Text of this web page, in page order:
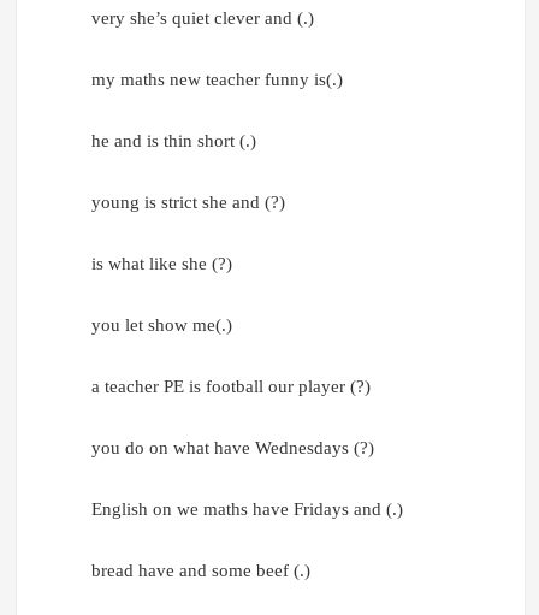
very she’s quiet clever and (.)
my maths new teacher funny is(.)
he and is thin short (.)
young is strict she and (?)
is what like she (?)
you let show me(.)
a teacher PE is football our player (?)
you do on what have Wednesdays (?)
English on we maths have Fridays and (.)
bread have and some beef (.)